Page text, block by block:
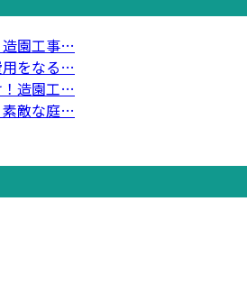
造園工事…
用をなる…
！造園工…
素敵な庭…